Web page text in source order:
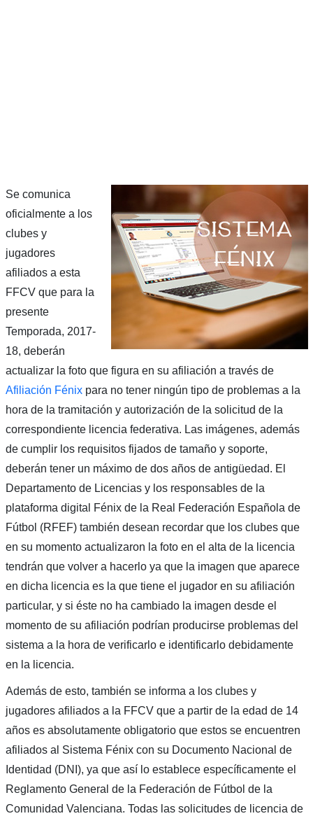
Se comunica
oficialmente a los
clubes y
jugadores
afiliados a esta
FFCV que para la
presente
Temporada, 2017-
18, deberán
actualizar la foto que figura en su afiliación a través de
Afiliación Fénixpara no tener ningún tipo de problemas a la
hora de la tramitación y autorización de la solicitud de la
correspondiente licencia federativa. Las imágenes, además
de cumplir los requisitos fijados de tamaño y soporte,
deberán tener un máximo de dos años de antigüedad. El
Departamento de Licencias y los responsables de la
plataforma digital Fénix de la Real Federación Española de
Fútbol (RFEF) también desean recordar que los clubes que
en su momento actualizaron la foto en el alta de la licencia
tendrán que volver a hacerlo ya que la imagen que aparece
en dicha licencia es la que tiene el jugador en su afiliación
particular, y si éste no ha cambiado la imagen desde el
momento de su afiliación podrían producirse problemas del
sistema a la hora de verificarlo e identificarlo debidamente
en la licencia.
Además de esto, también se informa a los clubes y
jugadores afiliados a la FFCV que a partir de la edad de 14
años es absolutamente obligatorio que estos se encuentren
afiliados al Sistema Fénix con su Documento Nacional de
Identidad (DNI), ya que así lo establece específicamente el
Reglamento General de la Federación de Fútbol de la
Comunidad Valenciana. Todas las solicitudes de licencia de